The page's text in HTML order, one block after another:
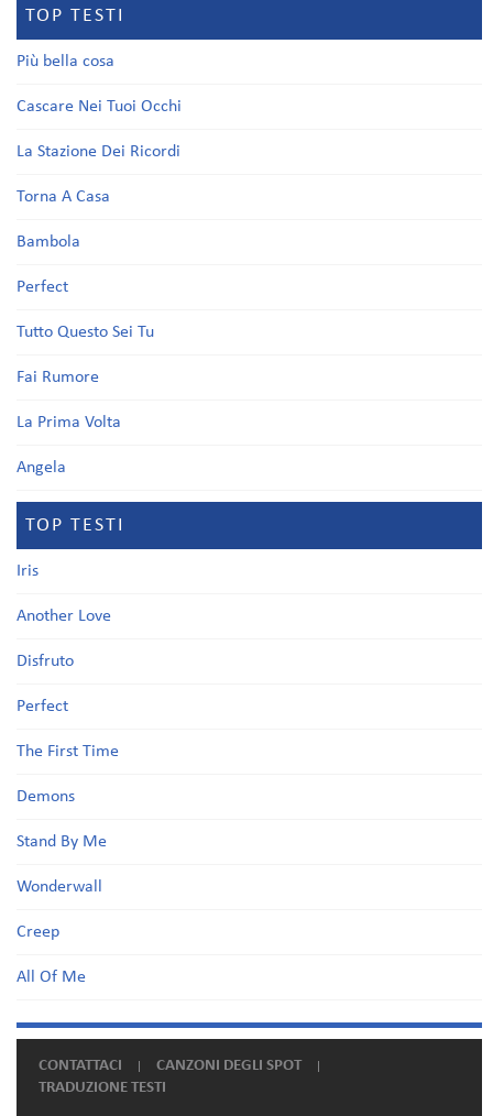
TOP TESTI
Più bella cosa
Cascare Nei Tuoi Occhi
La Stazione Dei Ricordi
Torna A Casa
Bambola
Perfect
Tutto Questo Sei Tu
Fai Rumore
La Prima Volta
Angela
TOP TESTI
Iris
Another Love
Disfruto
Perfect
The First Time
Demons
Stand By Me
Wonderwall
Creep
All Of Me
CONTATTACI
CANZONI DEGLI SPOT
TRADUZIONE TESTI